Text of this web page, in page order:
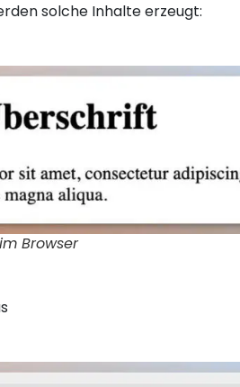
solche Inhalte erzeugt:
Browser